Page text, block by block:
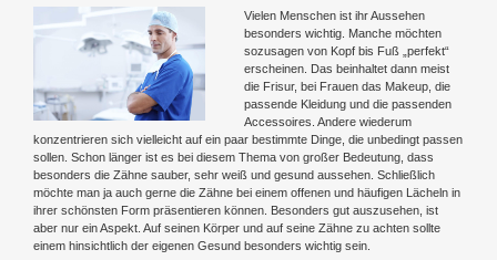
grösseres
Vielen Menschen ist ihr Aussehen
besonders wichtig. Manche möchten
sozusagen von Kopf bis Fuß „perfekt“
erscheinen. Das beinhaltet dann meist
die Frisur, bei Frauen das Makeup, die
passende Kleidung und die passenden
Accessoires. Andere wiederum
konzentrieren sich vielleicht auf ein paar bestimmte Dinge, die unbedingt passen
sollen. Schon länger ist es bei diesem Thema von großer Bedeutung, dass
besonders die Zähne sauber, sehr weiß und gesund aussehen. Schließlich
möchte man ja auch gerne die Zähne bei einem offenen und häufigen Lächeln in
ihrer schönsten Form präsentieren können. Besonders gut auszusehen, ist
aber nur ein Aspekt. Auf seinen Körper und auf seine Zähne zu achten sollte
einem hinsichtlich der eigenen Gesund besonders wichtig sein.